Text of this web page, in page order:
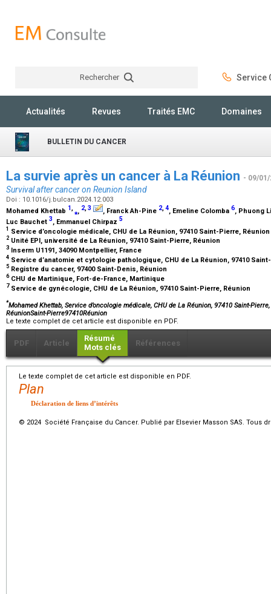
Rechercher Service
Actualités Revues Traités EMC Domaines
BULLETIN DU CANCER
La survie après un cancer à La Réunion - 09/
Survival after cancer on Reunion Island
Doi : 10.1016/j.bulcan.2024.12.003
Mohamed Khettab 1,⁎, 2,3 , Franck Ah-Pine 2,4, Emeline Colomba 6, Phuong
Luc Bauchet 3, Emmanuel Chirpaz 5
1 Service d’oncologie médicale, CHU de La Réunion, 97410 Saint-Pierre, Réunion
2 Unité EPI, université de La Réunion, 97410 Saint-Pierre, Réunion
3 Inserm U1191, 34090 Montpellier, France
4 Service d’anatomie et cytologie pathologique, CHU de La Réunion, 97410
5 Registre du cancer, 97400 Saint-Denis, Réunion
6CHU de Martinique, Fort-de-France, Martinique
7 Service de gynécologie, CHU de La Réunion, 97410 Saint-Pierre, Réunion
*Mohamed Khettab, Service d’oncologie médicale, CHU de La Réunion, 97410 Saint-
RéunionSaint-Pierre97410Réunion
Le texte complet de cet article est disponible en PDF.
PDF Article
Résumé
Mots clés
Références
Le texte complet de cet article est disponible en PDF.
Plan
Déclaration de liens d’intérêts
© 2024 Société Française du Cancer. Publié par Elsevier Masson SAS. Tous